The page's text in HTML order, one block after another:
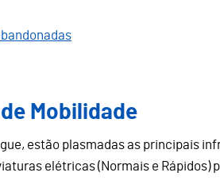
Mobilidade
estão plasmadas as principais
elétricas (Normais e Rápidos)